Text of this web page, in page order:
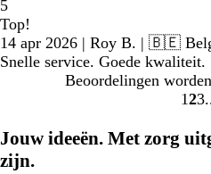
5
Top!
14 apr 2026 | Roy B. | 🇧🇪
Snelle service. Goede kwaliteit.
Beoordelingen
123
Jouw ideeën. Met zorg
zijn.